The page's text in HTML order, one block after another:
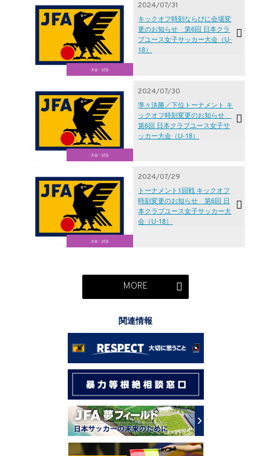
大会・試合
2024/07/31
キックオフ時刻ならびに会場変
更のお知らせ 第6回 日本クラ
ブユース女子サッカー大会（U-
18）
大会・試合
2024/07/30
準々決勝／下位トーナメント キ
ックオフ時刻変更のお知らせ
第6回 日本クラブユース女子サ
ッカー大会（U-18）
大会・試合
2024/07/29
トーナメント1回戦 キックオフ
時刻変更のお知らせ 第6回 日
本クラブユース女子サッカー大
会（U-18）
MORE
関連情報